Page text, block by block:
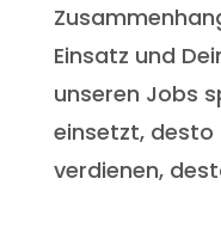
Einsatz und
unseren Jobs
einsetzt, desto
verdienen,